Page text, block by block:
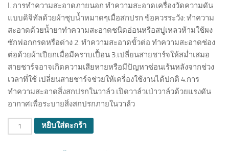
I. การทำความสะอาดภายนอก ทำความสะอาดเครื่องวัดความดัน
แบบดิจิทัลด้วยผ้าชุบน้ำหมาดๆเมื่อสกปรก ข้อควรระวัง: ทำความ
สะอาดด้วยน้ำยาทำความสะอาดชนิดอ่อนหรือสบู่เหลวห้ามใช้ผง
ซักฟอกกรดหรือด่าง 2. ทำความสะอาดขั้วต่อ ทำความสะอาดช่อง
ต่อด้วยผ้าเปียกเมื่อมีคราบเปื้อน 3.เปลี่ยนสายชาร์จให้สม่ำเสมอ
สายชาร์จอาจเกิดความเสียหายหรือมีปัญหาซ่อนเร้นหลังจากช่วง
เวลาที่ใช้ เปลี่ยนสายชาร์จช่วยให้เครื่องใช้งานได้ปกติ 4.การ
ทำความสะอาดสิ่งสกปรกในวาล์ว เปิดวาล์วเป่าวาล์วด้วยแรงดัน
อากาศเพื่อระบายสิ่งสกปรกภายในวาล์ว
จำนวน หยิบใส่ตะกร้า